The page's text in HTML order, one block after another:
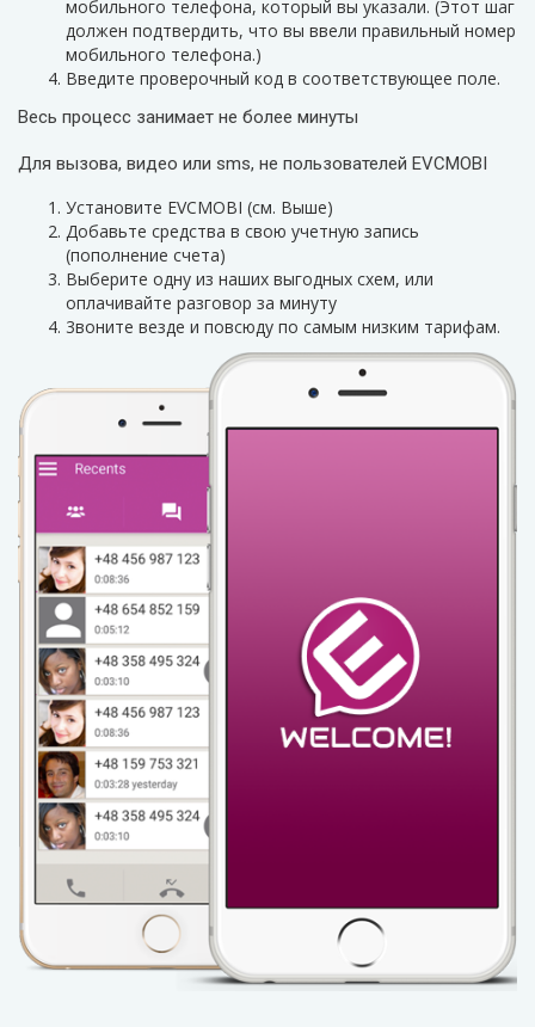
мобильного телефона, который вы указали. (Этот шаг
должен подтвердить, что вы ввели правильный номер
мобильного телефона.)
Введите проверочный код в соответствующее поле.
Весь процесс занимает не более минуты
Для вызова, видео или sms, не пользователей EVCMOBI
Установите EVCMOBI (см. Выше)
Добавьте средства в свою учетную запись
(пополнение счета)
Выберите одну из наших выгодных схем, или
оплачивайте разговор за минуту
3воните везде и повсюду по самым низким тарифам.